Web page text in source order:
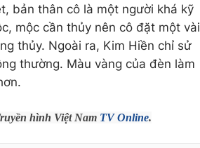
bản thân cô là một người khá kỹ
mộc cần thủy nên cô đặt một vài
thủy. Ngoài ra, Kim Hiền chỉ sử
thường. Màu vàng của đèn làm
hình Việt Nam TV Online.